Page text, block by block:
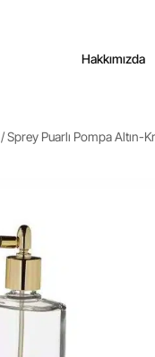
Hakkımızda
/ Sprey Puarlı Pompa Altın-